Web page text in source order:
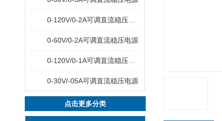
0-60V/0-2A可调直流稳压电源
0-30V/-05A可调直流稳压电源
点击更多分类